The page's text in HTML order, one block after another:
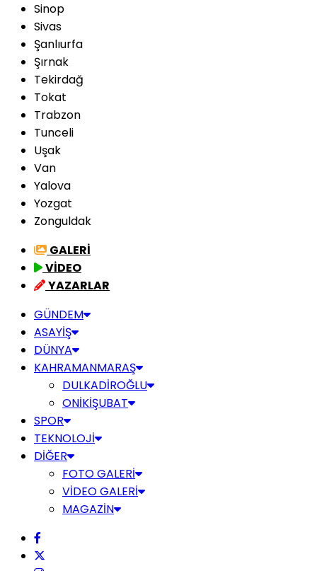
Sinop
Sivas
Şanlıurfa
Şırnak
Tekirdağ
Tokat
Trabzon
Tunceli
Uşak
Van
Yalova
Yozgat
Zonguldak
GALERİ
VİDEO
YAZARLAR
GÜNDEM
ASAYİŞ
DÜNYA
KAHRAMANMARAŞ
DULKADİROĞLU
ONİKİŞUBAT
SPOR
TEKNOLOJİ
DİĞER
FOTO GALERİ
VİDEO GALERİ
MAGAZİN